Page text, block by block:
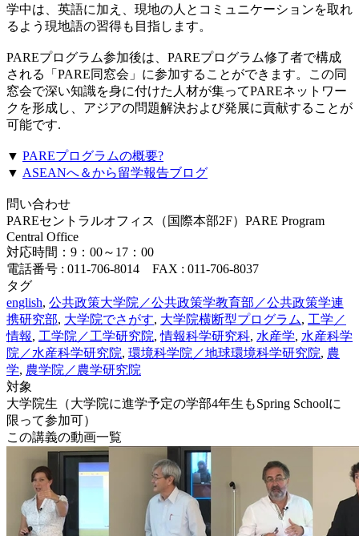
学中は、英語に加え、現地の人とコミュニケーションを取れ
るよう現地語の習得も目指します。
PAREプログラム参加後は、PAREプログラム修了者で構成
される「PARE同窓会」に参加することができます。この同
窓会で深い知識を身に付けた人材が集ってPAREネットワー
クを形成し、アジアの問題解決および発展に貢献することが
可能です.
▼ PAREプログラムの概要?
▼ ASEANへ＆から留学報告ブログ
問い合わせ
PAREセントラルオフィス（国際本部2F）PARE Program
Central Office
対応時間：9：00～17：00
電話番号 : 011-706-8014 FAX : 011-706-8037
タグ
english, 公共政策大学院／公共政策学教育部／公共政策学連
携研究部, 大学院でさがす, 大学院横断型プログラム, 工学／
情報, 工学院／工学研究院,情報科学研究科, 水産学, 水産科学
院／水産科学研究院, 環境科学院／地球環境科学研究院, 農
学, 農学院／農学研究院
対象
大学院生（大学院に進学予定の学部4年生もSpring Schoolに
限って参加可）
この講義の動画一覧